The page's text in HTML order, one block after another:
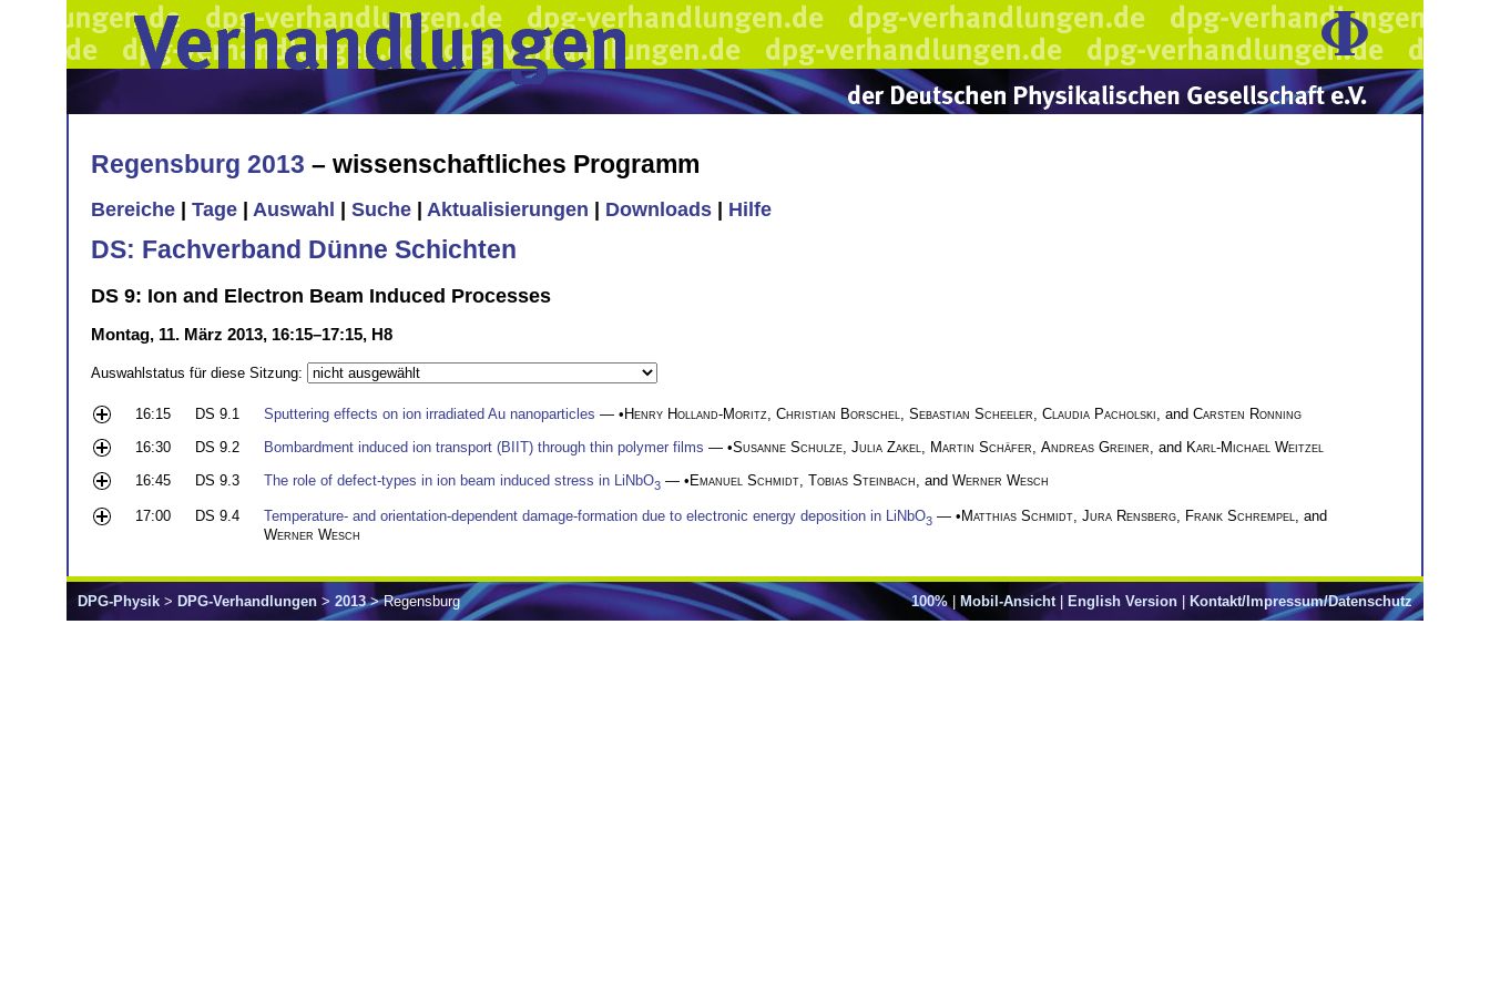
Regensburg 2013 – wissenschaftliches Programm
Bereiche Tage Auswahl Suche Aktualisierungen Downloads Hilfe
DS: Fachverband Dünne Schichten
DS 9: Ion and Electron Beam Induced Processes
Montag, 11. März 2013, 16:15–17:15, H8
Auswahlstatus für diese Sitzung:
16:15 DS 9.1 Sputtering effects on ion irradiated Au nanoparticles — •Henry Holland-Moritz Christian Borschel Sebastian Scheeler Claudia Pacholski , and Carsten Ronning
16:30
DS 9.2 Bombardment induced ion transport (BIIT) through thin polymer films — •Susanne Schulze Julia Zakel Martin Schäfer Andreas Greiner , and Karl-Michael Weitzel
16:45
DS 9.3 The role of defect-types in ion beam induced stress in LiNbO3 — •Emanuel Schmidt Tobias Steinbach , and Werner Wesch
17:00 DS 9.4 Temperature- and orientation-dependent damage-formation due to electronic energy deposition in LiNbO3 — •Matthias Schmidt Jura Rensberg Frank Schrempel
, and
Werner Wesch
100%| Mobil-Ansicht | English Version | Kontakt/Impressum/Datenschutz
DPG-Physik > DPG-Verhandlungen > 2013> Regensburg